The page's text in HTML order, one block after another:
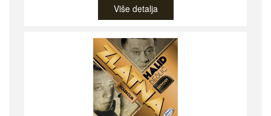
Više detalja